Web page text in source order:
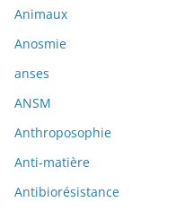
Animaux
Anosmie
anses
ANSM
Anthroposophie
Anti-matière
Antibiorésistance